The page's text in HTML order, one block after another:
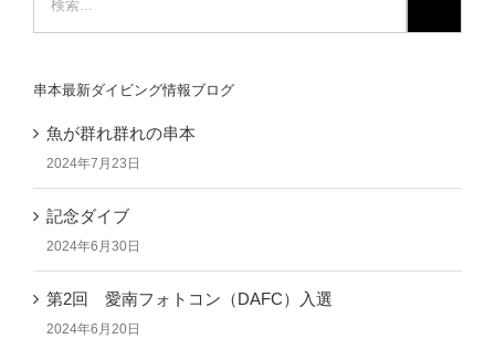
串本最新ダイビング情報ブログ
魚が群れ群れの串本
2024年7月23日
記念ダイブ
2024年6月30日
第2回 愛南フォトコン（DAFC）入選
2024年6月20日